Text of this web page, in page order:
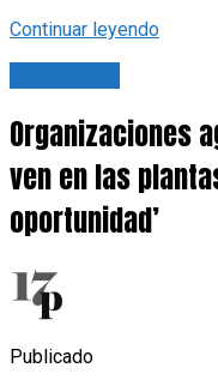
Continuar leyendo
Organizaciones
ven en las
oportunidad’
Publicado